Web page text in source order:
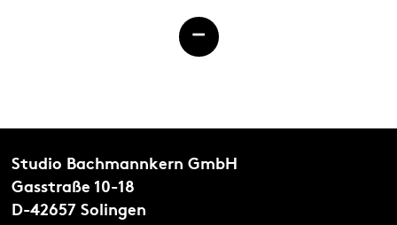
-
Studio Bachmannkern GmbH
Gasstraße 10-18
D-42657 Solingen